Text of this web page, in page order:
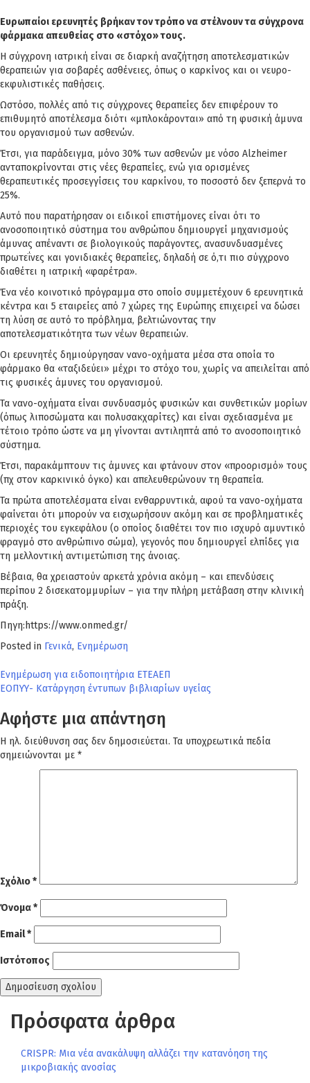
Ευρωπαίοι ερευνητές βρήκαν τον τρόπο να στέλνουν τα σύγχρονα
φάρμακα απευθείας στο «στόχο» τους.
Η σύγχρονη ιατρική είναι σε διαρκή αναζήτηση αποτελεσματικών
θεραπειών για σοβαρές ασθένειες, όπως ο καρκίνος και οι νευρο-
εκφυλιστικές παθήσεις.
Ωστόσο, πολλές από τις σύγχρονες θεραπείες δεν επιφέρουν το
επιθυμητό αποτέλεσμα διότι «μπλοκάρονται» από τη φυσική άμυνα
του οργανισμού των ασθενών.
Έτσι, για παράδειγμα, μόνο 30% των ασθενών με νόσο Alzheimer
ανταποκρίνονται στις νέες θεραπείες, ενώ για ορισμένες
θεραπευτικές προσεγγίσεις του καρκίνου, το ποσοστό δεν ξεπερνά το
25%.
Αυτό που παρατήρησαν οι ειδικοί επιστήμονες είναι ότι το
ανοσοποιητικό σύστημα του ανθρώπου δημιουργεί μηχανισμούς
άμυνας απέναντι σε βιολογικούς παράγοντες, ανασυνδυασμένες
πρωτεΐνες και γονιδιακές θεραπείες, δηλαδή σε ό,τι πιο σύγχρονο
διαθέτει η ιατρική «φαρέτρα».
Ένα νέο κοινοτικό πρόγραμμα στο οποίο συμμετέχουν 6 ερευνητικά
κέντρα και 5 εταιρείες από 7 χώρες της Ευρώπης επιχειρεί να δώσει
τη λύση σε αυτό το πρόβλημα, βελτιώνοντας την
αποτελεσματικότητα των νέων θεραπειών.
Οι ερευνητές δημιούργησαν νανο-οχήματα μέσα στα οποία το
φάρμακο θα «ταξιδεύει» μέχρι το στόχο του, χωρίς να απειλείται από
τις φυσικές άμυνες του οργανισμού.
Τα νανο-οχήματα είναι συνδυασμός φυσικών και συνθετικών μορίων
(όπως λιποσώματα και πολυσακχαρίτες) και είναι σχεδιασμένα με
τέτοιο τρόπο ώστε να μη γίνονται αντιληπτά από το ανοσοποιητικό
σύστημα.
Έτσι, παρακάμπτουν τις άμυνες και φτάνουν στον «προορισμό» τους
(πχ στον καρκινικό όγκο) και απελευθερώνουν τη θεραπεία.
Τα πρώτα αποτελέσματα είναι ενθαρρυντικά, αφού τα νανο-οχήματα
φαίνεται ότι μπορούν να εισχωρήσουν ακόμη και σε προβληματικές
περιοχές του εγκεφάλου (ο οποίος διαθέτει τον πιο ισχυρό αμυντικό
φραγμό στο ανθρώπινο σώμα), γεγονός που δημιουργεί ελπίδες για
τη μελλοντική αντιμετώπιση της άνοιας.
Βέβαια, θα χρειαστούν αρκετά χρόνια ακόμη – και επενδύσεις
περίπου 2 δισεκατομμυρίων – για την πλήρη μετάβαση στην κλινική
πράξη.
Πηγη:https://www.onmed.gr/
Posted in Γενικά, Ενημέρωση
Πλοήγηση
άρθρων
Ενημέρωση για ειδοποιητήρια ΕΤΕΑΕΠ
ΕΟΠΥΥ- Κατάργηση έντυπων βιβλιαρίων υγείας
Αφήστε μια απάντηση
Η ηλ. διεύθυνση σας δεν δημοσιεύεται. Τα υποχρεωτικά πεδία
σημειώνονται με *
Σχόλιο*
Όνομα*
Email*
Ιστότοπος
Πρόσφατα άρθρα
CRISPR: Μια νέα ανακάλυψη αλλάζει την κατανόηση της
μικροβιακής ανοσίας